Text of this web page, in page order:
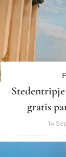
gratis
14